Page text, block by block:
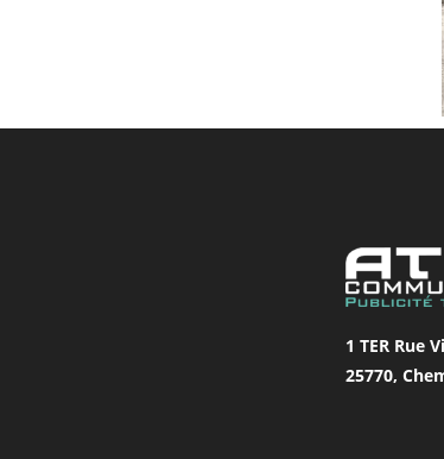
1 TER Rue
25770,